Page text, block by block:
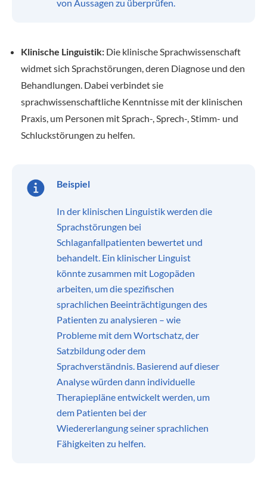
von Aussagen zu überprüfen.
Klinische Linguistik: Die klinische Sprachwissenschaft
widmet sich Sprachstörungen, deren Diagnose und den
Behandlungen. Dabei verbindet sie
sprachwissenschaftliche Kenntnisse mit der klinischen
Praxis, um Personen mit Sprach-, Sprech-, Stimm- und
Schluckstörungen zu helfen.
Beispiel
In der klinischen Linguistik werden die
Sprachstörungen bei
Schlaganfallpatienten bewertet und
behandelt. Ein klinischer Linguist
könnte zusammen mit Logopäden
arbeiten, um die spezifischen
sprachlichen Beeinträchtigungen des
Patienten zu analysieren – wie
Probleme mit dem Wortschatz, der
Satzbildung oder dem
Sprachverständnis. Basierend auf dieser
Analyse würden dann individuelle
Therapiepläne entwickelt werden, um
dem Patienten bei der
Wiedererlangung seiner sprachlichen
Fähigkeiten zu helfen.